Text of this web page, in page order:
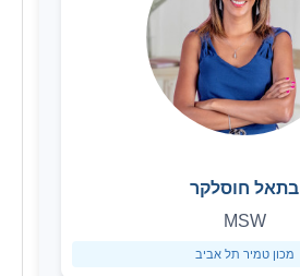
בתאל חוסלקר
MSW
מכון טמיר תל אביב